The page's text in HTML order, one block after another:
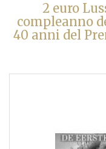
2 euro
compleanno
40 anni del